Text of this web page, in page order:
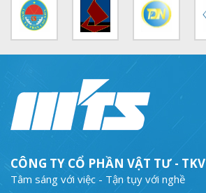
CÔNG TY CỔ PHẦN VẬT TƯ - TKV
Tâm sáng với việc - Tận tụy với nghề